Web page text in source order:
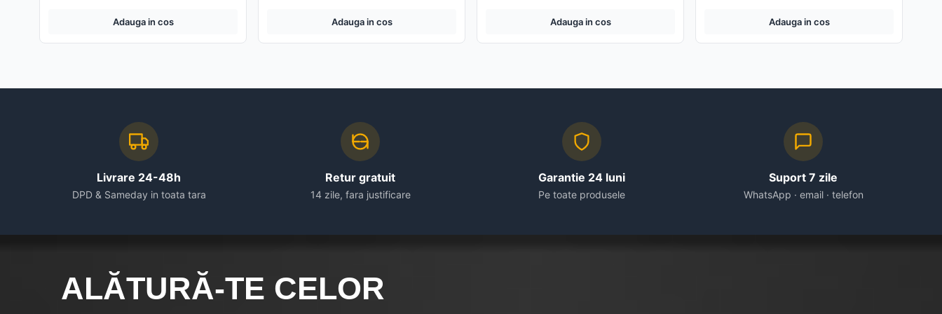
Adauga in cos Adauga in cos Adauga in cos Adauga in cos
Livrare 24-48h
DPD & Sameday in toata tara
Retur gratuit
14 zile, fara justificare
Garantie 24 luni
Pe toate produsele
Suport 7 zile
WhatsApp · email · telefon
ALĂTURĂ-TE CELOR